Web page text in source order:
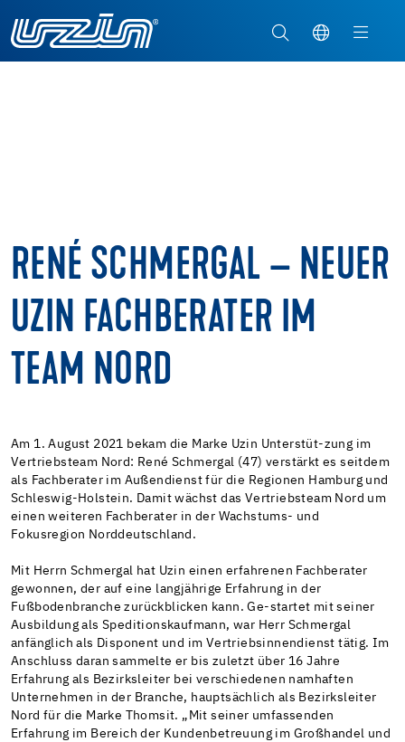
RENÉ SCHMERGAL – NEUER
UZIN FACHBERATER IM
TEAM NORD
Am 1. August 2021 bekam die Marke Uzin Unterstüt-zung im
Vertriebsteam Nord: René Schmergal (47) verstärkt es seitdem
als Fachberater im Außendienst für die Regionen Hamburg und
Schleswig-Holstein. Damit wächst das Vertriebsteam Nord um
einen weiteren Fachberater in der Wachstums- und
Fokusregion Norddeutschland.
Mit Herrn Schmergal hat Uzin einen erfahrenen Fachberater
gewonnen, der auf eine langjährige Erfahrung in der
Fußbodenbranche zurückblicken kann. Ge-startet mit seiner
Ausbildung als Speditionskaufmann, war Herr Schmergal
anfänglich als Disponent und im Vertriebsinnendienst tätig. Im
Anschluss daran sammelte er bis zuletzt über 16 Jahre
Erfahrung als Bezirksleiter bei verschiedenen namhaften
Unternehmen in der Branche, hauptsächlich als Bezirksleiter
Nord für die Marke Thomsit. „Mit seiner umfassenden
Erfahrung im Bereich der Kundenbetreuung im Großhandel und